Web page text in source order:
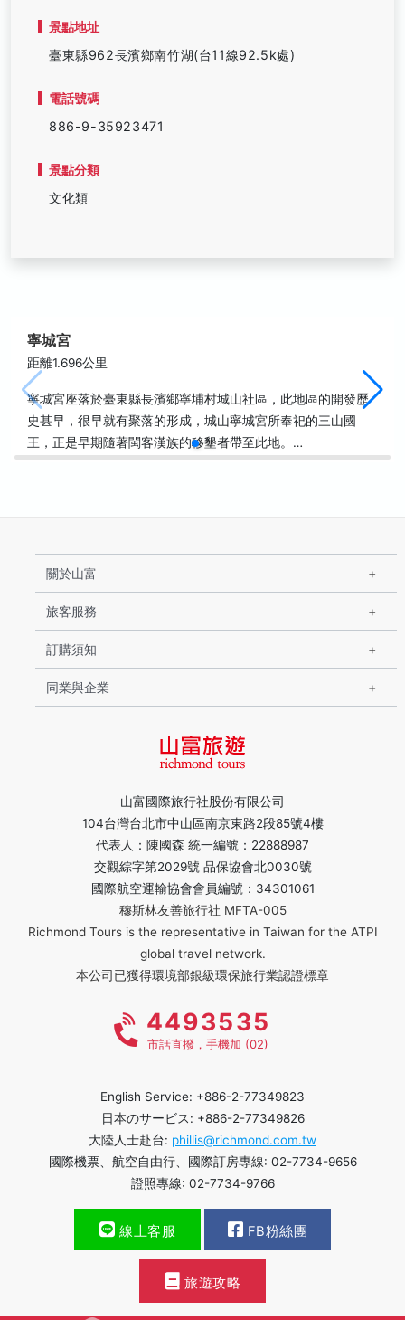
景點地址
臺東縣962長濱鄉南竹湖(台11線92.5k處)
電話號碼
886-9-35923471
景點分類
文化類
寧城宮
距離1.696公里
寧城宮座落於臺東縣長濱鄉寧埔村城山社區，此地區的開發歷
史甚早，很早就有聚落的形成，城山寧城宮所奉祀的三山國
王，正是早期隨著閩客漢族的移墾者帶至此地。…
山富國際旅行社股份有限公司
104台灣台北市中山區南京東路2段85號4樓
代表人：陳國森 統一編號：22888987
交觀綜字第2029號 品保協會北0030號
國際航空運輸協會會員編號：34301061
穆斯林友善旅行社 MFTA-005
Richmond Tours is the representative in Taiwan for the ATPI
global travel network.
本公司已獲得環境部銀級環保旅行業認證標章
關於山富
旅客服務
訂購須知
同業與企業
4493535
市話直撥，手機加 (02)
English Service: +886-2-77349823
日本のサービス: +886-2-77349826
大陸人士赴台: phillis@richmond.com.tw
國際機票、航空自由行、國際訂房專線: 02-7734-9656
證照專線: 02-7734-9766
線上客服 FB粉絲團
旅遊攻略